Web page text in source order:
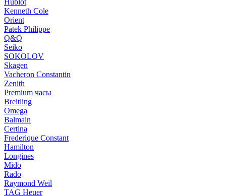
Hublot
Kenneth Cole
Orient
Patek Philippe
Q&Q
Seiko
SOKOLOV
Skagen
Vacheron Constantin
Zenith
Premium часы
Breitling
Omega
Balmain
Certina
Frederique Constant
Hamilton
Longines
Mido
Rado
Raymond Weil
TAG Heuer